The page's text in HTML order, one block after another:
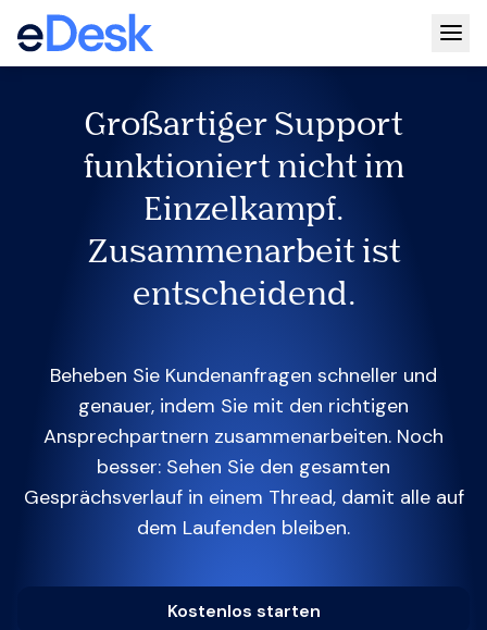
Großartiger Support
funktioniert nicht im
Einzelkampf.
Zusammenarbeit ist
entscheidend.
Beheben Sie Kundenanfragen schneller und
genauer, indem Sie mit den richtigen
Ansprechpartnern zusammenarbeiten. Noch
besser: Sehen Sie den gesamten
Gesprächsverlauf in einem Thread, damit alle auf
dem Laufenden bleiben.
Kostenlos starten